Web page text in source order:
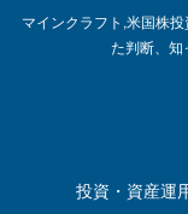
マインクラフト,米国株
た判断、知
投資・資産運